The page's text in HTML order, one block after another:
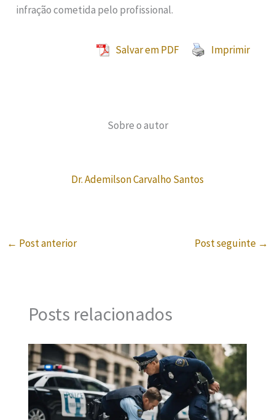
infração cometida pelo profissional.
Salvar em PDF Imprimir
Sobre o autor
Dr. Ademilson Carvalho Santos
← Post anterior Post seguinte →
Posts relacionados